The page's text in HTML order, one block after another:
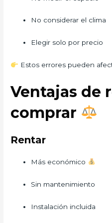
No considerar el clima
Elegir solo por precio
Estos errores pueden
Ventajas de
comprar
Rentar
Más económico
Sin mantenimiento
Instalación incluida